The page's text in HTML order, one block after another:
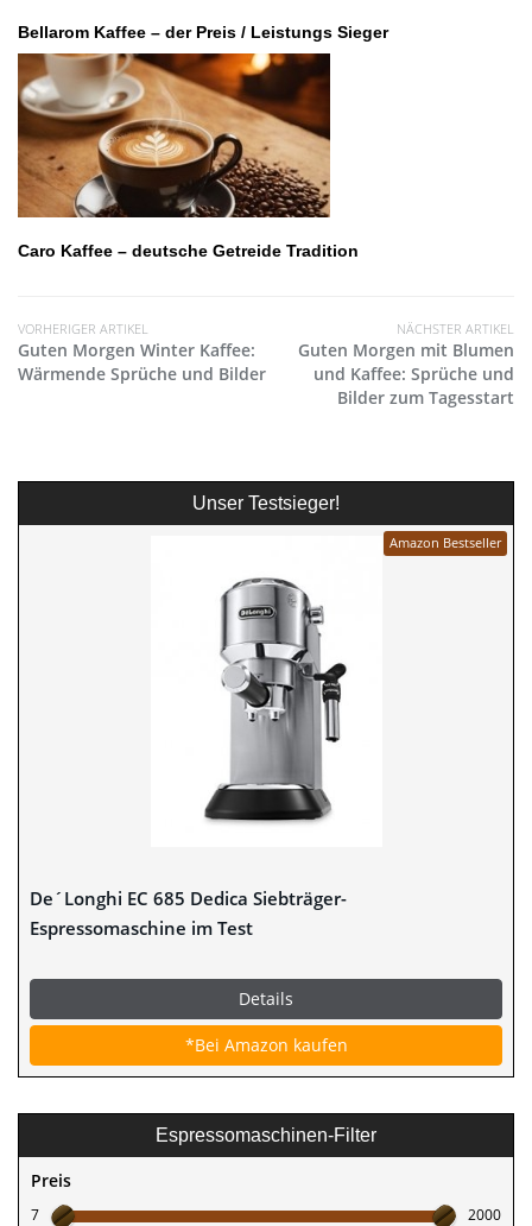
Bellarom Kaffee – der Preis / Leistungs Sieger
Caro Kaffee – deutsche Getreide Tradition
VORHERIGER ARTIKEL
Guten Morgen Winter Kaffee:
Wärmende Sprüche und Bilder
NÄCHSTER ARTIKEL
Guten Morgen mit Blumen
und Kaffee: Sprüche und
Bilder zum Tagesstart
Unser Testsieger!
Amazon Bestseller
De´Longhi EC 685 Dedica Siebträger-
Espressomaschine im Test
Details
*Bei Amazon kaufen
Espressomaschinen-Filter
Preis
7 2000